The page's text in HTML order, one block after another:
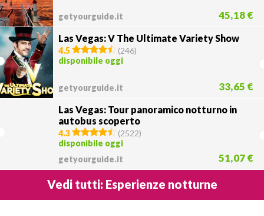
getyourguide.it 45,18 €
Las Vegas: V The Ultimate Variety Show
4.5 (246)
disponibile oggi
getyourguide.it 33,65 €
Las Vegas: Tour panoramico notturno in
autobus scoperto
4.3 (2522)
disponibile oggi
getyourguide.it
51,07 €
Vedi tutti: Esperienze notturne